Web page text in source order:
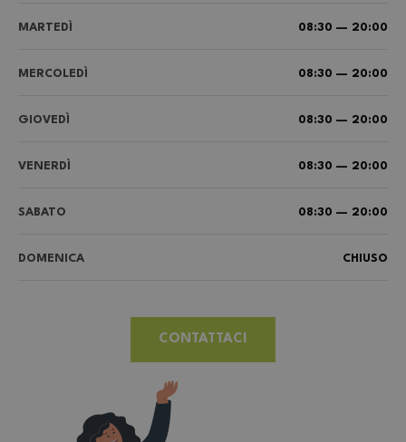
MARTEDÌ 08:30 — 20:00
MERCOLEDÌ 08:30 — 20:00
GIOVEDÌ 08:30 — 20:00
VENERDÌ 08:30 — 20:00
SABATO 08:30 — 20:00
DOMENICA CHIUSO
CONTATTACI